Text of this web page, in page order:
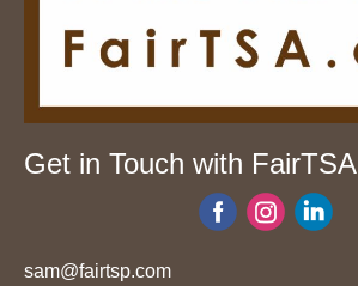
Get in Touch with FairTSA
sam@fairtsp.com